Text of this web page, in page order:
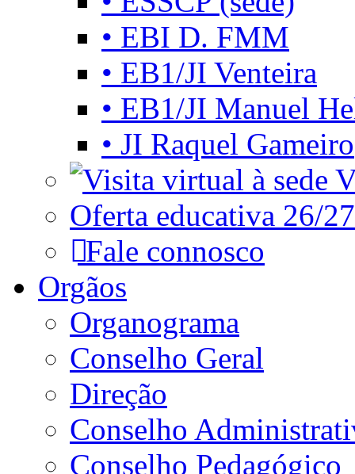
• EBI D. FMM
• EB1/JI Venteira
• EB1/JI Manuel
• JI Raquel Gameiro
Oferta educativa 26/27
Fale connosco
Orgãos
Organograma
Conselho Geral
Direção
Conselho
Conselho Pedagógico